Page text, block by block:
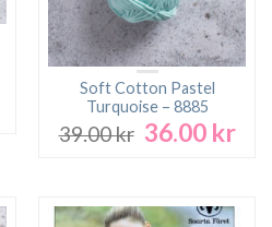
Soft Cotton Pastel
Turquoise – 8885
39.00kr Det
39.00 kr.
36.00 krDet